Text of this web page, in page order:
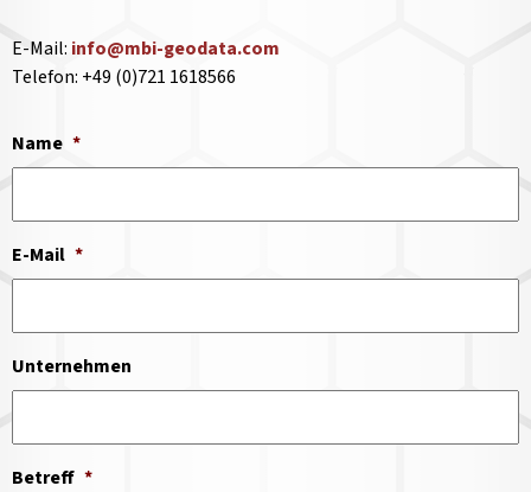
E-Mail: info@mbi-geodata.com
Telefon: +49 (0)721 1618566
Name *
E-Mail *
Unternehmen
Betreff *